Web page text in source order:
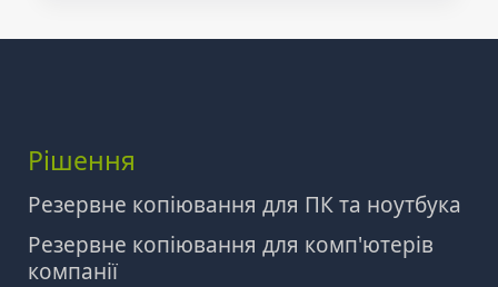
Рішення
Резервне копіювання для ПК та ноутбука
Резервне копіювання для комп'ютерів
компанії